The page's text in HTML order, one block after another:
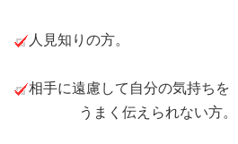
人見知りの方。
相手に遠慮して自分の気持ちを
うまく伝えられない方。